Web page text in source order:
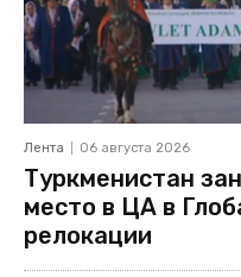
Лента 06 августа 2026
Туркменистан
место в ЦА в
релокации